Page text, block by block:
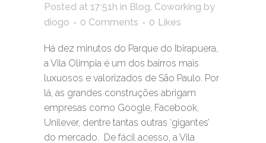
Posted at 17:51h in Blog, Coworking by
diogo
0 Comments 0 Likes
Há dez minutos do Parque do Ibirapuera,
a Vila Olimpia é um dos bairros mais
luxuosos e valorizados de São Paulo. Por
lá, as grandes construções abrigam
empresas como Google, Facebook,
Unilever, dentre tantas outras ‘gigantes’
do mercado. De fácil acesso, a Vila